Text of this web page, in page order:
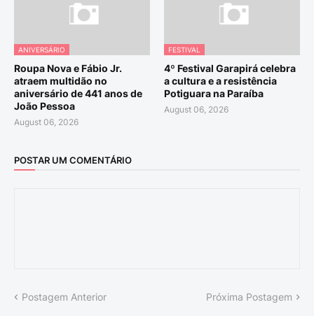
ANIVERSÁRIO
Roupa Nova e Fábio Jr.
atraem multidão no
aniversário de 441 anos de
João Pessoa
August 06, 2026
FESTIVAL
4º Festival Garapirá celebra
a cultura e a resistência
Potiguara na Paraíba
August 06, 2026
POSTAR UM COMENTÁRIO
Postagem Anterior Próxima Postagem